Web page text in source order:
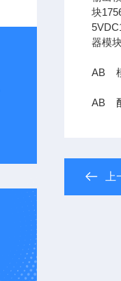
块
器模
AB
AB